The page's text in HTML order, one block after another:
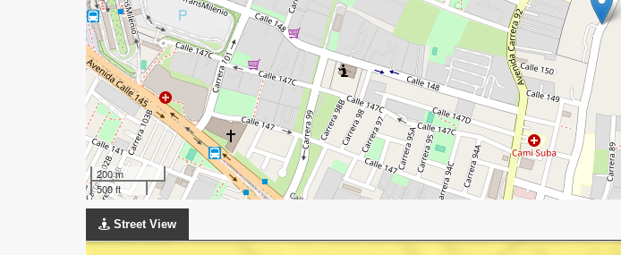
200 m
500 ft
Street View